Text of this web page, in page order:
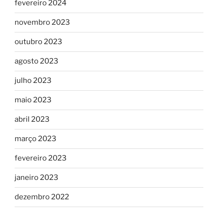
fevereiro 2024
novembro 2023
outubro 2023
agosto 2023
julho 2023
maio 2023
abril 2023
março 2023
fevereiro 2023
janeiro 2023
dezembro 2022